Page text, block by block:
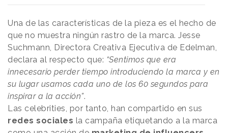
Una de las características de la pieza es el hecho de
que no muestra ningún rastro de la marca. Jesse
Suchmann, Directora Creativa Ejecutiva de Edelman,
declara al respecto que: “Sentimos que era
innecesario perder tiempo introduciendo la marca y en
su lugar usamos cada uno de los 60 segundos para
inspirar a la acción”.
Las celebrities, por tanto, han compartido en sus
redes sociales la campaña etiquetando a la marca